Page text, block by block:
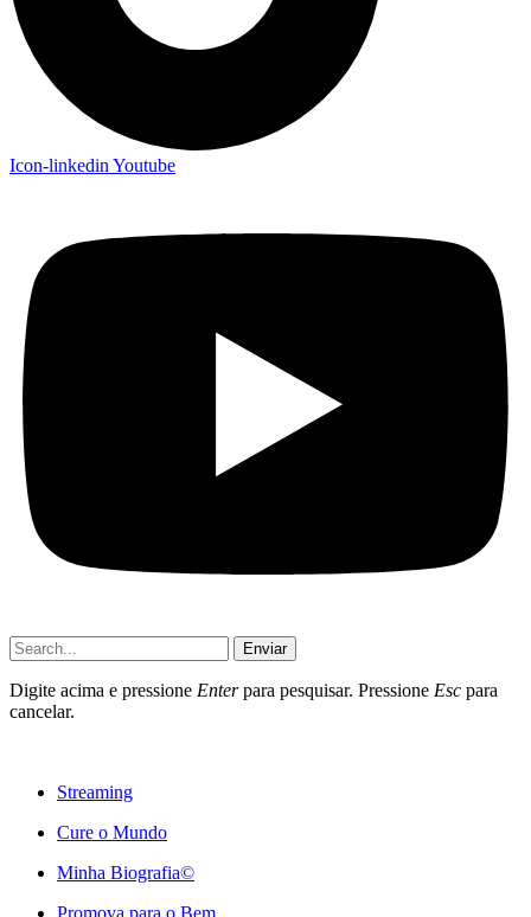
Icon-linkedin Youtube
Enviar
Digite acima e pressione Enterpara pesquisar. Pressione Esc para
cancelar.
Streaming
Cure o Mundo
Minha Biografia©
Promova para o Bem